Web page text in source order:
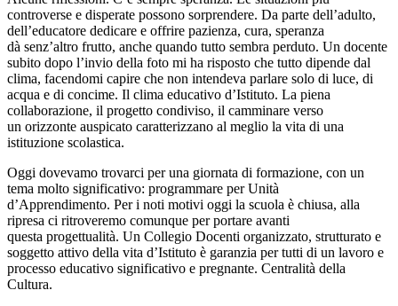
controverse e disperate possono sorprendere. Da parte dell’adulto,
dell’educatore dedicare e offrire pazienza, cura, speranza
dà senz’altro frutto, anche quando tutto sembra perduto. Un docente
subito dopo l’invio della foto mi ha risposto che tutto dipende dal
clima, facendomi capire che non intendeva parlare solo di luce, di
acqua e di concime. Il clima educativo d’Istituto. La piena
collaborazione, il progetto condiviso, il camminare verso
un orizzonte auspicato caratterizzano al meglio la vita di una
istituzione scolastica.
Oggi dovevamo trovarci per una giornata di formazione, con un
tema molto significativo: programmare per Unità
d’Apprendimento. Per i noti motivi oggi la scuola è chiusa, alla
ripresa ci ritroveremo comunque per portare avanti
questa progettualità. Un Collegio Docenti organizzato, strutturato e
soggetto attivo della vita d’Istituto è garanzia per tutti di un lavoro e
processo educativo significativo e pregnante. Centralità della
Cultura.